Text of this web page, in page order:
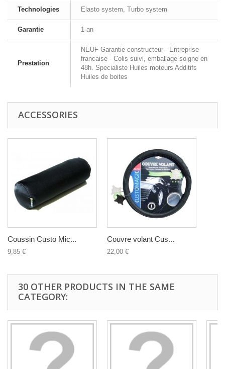
Technologies Elasto system, Turbo system
Garantie 1 an
Prestation
NEUF Garantie constructeur - Entreprise
francaise - Colis suivi, emballage soigne en
48h. Specialiste Huiles moteurs Additifs
Huiles de boites
ACCESSORIES
Coussin Custo Mic...
9,85 €
Couvre volant Cus...
22,00 €
30 OTHER PRODUCTS IN THE SAME
CATEGORY: